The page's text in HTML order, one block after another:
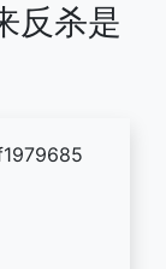
反杀是